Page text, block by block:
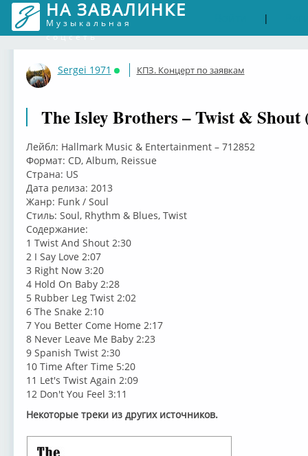
НА ЗАВАЛИНКЕ
Музыкальная
соцсеть
|
Sergei 1971
Онлайн
КПЗ. Концерт по заявкам
The Isley Brothers – Twist & Shout
Лейбл: Hallmark Music & Entertainment – 712852
Формат: CD, Album, Reissue
Страна: US
Дата релиза: 2013
Жанр: Funk / Soul
Стиль: Soul, Rhythm & Blues, Twist
Содержание:
1 Twist And Shout 2:30
2 I Say Love 2:07
3 Right Now 3:20
4 Hold On Baby 2:28
5 Rubber Leg Twist 2:02
6 The Snake 2:10
7 You Better Come Home 2:17
8 Never Leave Me Baby 2:23
9 Spanish Twist 2:30
10 Time After Time 5:20
11 Let's Twist Again 2:09
12 Don't You Feel 3:11
Некоторые треки из других источников.